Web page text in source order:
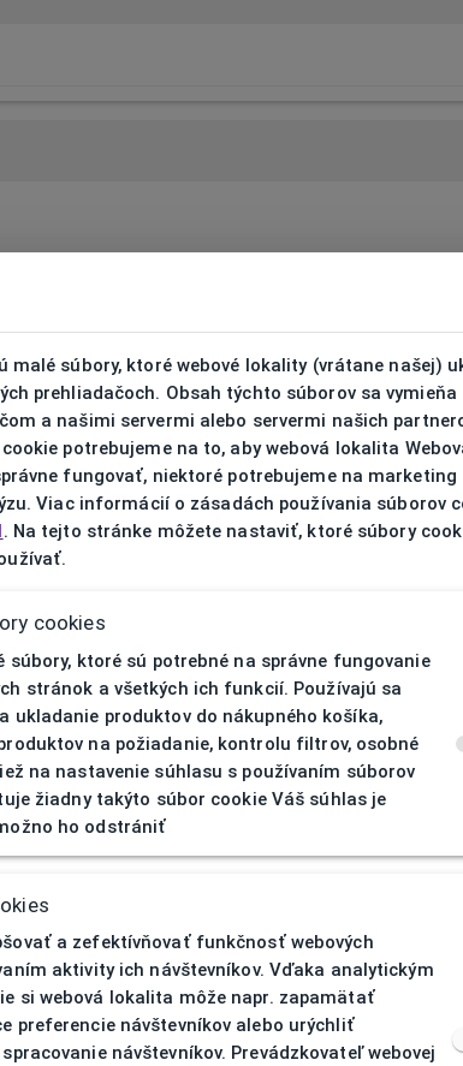
malé súbory, ktoré webové lokality (vrátane našej)
prehliadačoch. Obsah týchto súborov sa vymieňa
a našimi servermi alebo servermi našich
potrebujeme na to, aby webová lokalita
fungovať, niektoré potrebujeme na marketing
Viac informácií o zásadách používania súborov
. Na tejto stránke môžete nastaviť, ktoré súbory
cookies
súbory, ktoré sú potrebné na správne fungovanie
stránok a všetkých ich funkcií. Používajú sa
ukladanie produktov do nákupného košíka,
na požiadanie, kontrolu filtrov, osobné
na nastavenie súhlasu s používaním súborov
žiadny takýto súbor cookie Váš súhlas je
ho odstrániť
a zefektívňovať funkčnosť webových
aktivity ich návštevníkov. Vďaka analytickým
si webová lokalita môže napr. zapamätať
preferencie návštevníkov alebo urýchliť
návštevníkov. Prevádzkovateľ webovej